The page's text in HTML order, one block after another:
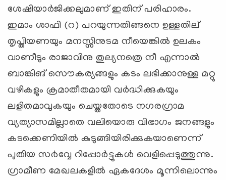
ശേഷിയാര്‍ജിക്കലുമാണ് ഇതിന് പരിഹാരം.
ഇമാം ശാഫി (റ) പറയുന്നതിങ്ങനെ ഉള്ളതില്
തൃപ്തിയണയും മനസ്സിനുടമ നീയെങ്കില്‍ ഉലകം
വാണീടും രാജാവിനു തുല്യനത്രെ നീ എന്നാല്‍
ബാങ്കിങ് സൌകര്യങ്ങളും കടം ലഭിക്കാനുള്ള മറ്റു
വഴികളും ക്രമാതീതമായി വര്‍ദ്ധിക്കുകയും
ലളിതമാവുകയും ചെയ്തതോടെ നഗരഗ്രാമ
വ്യത്യാസമില്ലാതെ വലിയൊരു വിഭാഗം ജനങ്ങളും
കടക്കെണിയില്‍ കുടുങ്ങിയിരിക്കുകയാണെന്ന്
പുതിയ സ൪വ്വേ റിപ്പോര്‍ട്ടുകള്‍ വെളിപ്പെടുത്തുന്നു.
ഗ്രാമീണ മേഖലകളില്‍ ഏകദേശം മൂന്നിലൊന്നും